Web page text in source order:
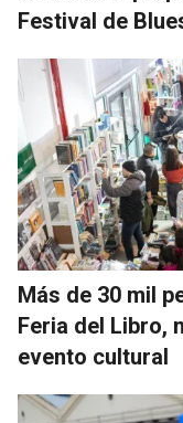
Festival de
Más de 30 mil
Feria del Libro,
evento cultural